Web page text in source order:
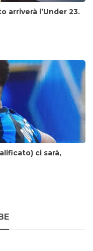
arriverà l’Under 23.
ci sarà,